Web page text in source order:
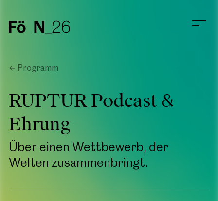
← Programm
RUPTUR Podcast &
Ehrung
Über einen Wettbewerb, der
Welten zusammenbringt.